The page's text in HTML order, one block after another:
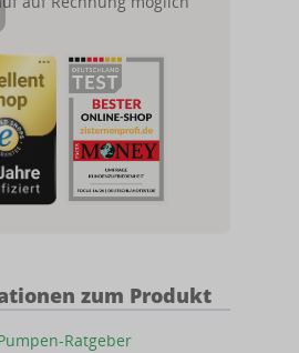
zum Produkt
Ratgeber